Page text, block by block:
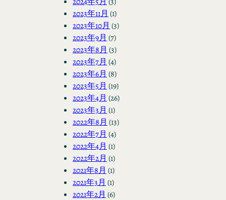
2023年11月 (1)
2023年10月 (3)
2023年9月 (7)
2023年8月 (3)
2023年7月 (4)
2023年6月 (8)
2023年5月 (19)
2023年4月 (26)
2023年3月 (1)
2022年8月 (13)
2022年7月 (4)
2022年4月 (1)
2022年2月 (1)
2021年8月 (1)
2021年3月 (1)
2021年2月 (6)